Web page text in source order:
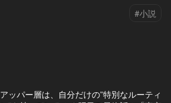
#小説
アッパー層は、自分だけの”特別なルーティ